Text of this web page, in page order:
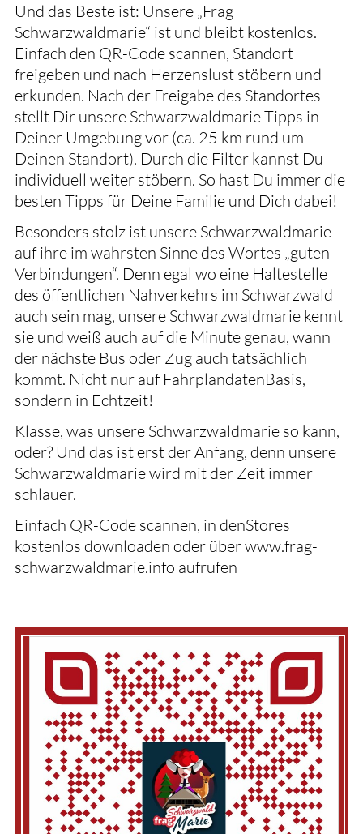
Und das Beste ist: Unsere „Frag
Schwarzwaldmarie“ ist und bleibt kostenlos.
Einfach den QR-Code scannen, Standort
freigeben und nach Herzenslust stöbern und
erkunden. Nach der Freigabe des Standortes
stellt Dir unsere Schwarzwaldmarie Tipps in
Deiner Umgebung vor (ca. 25 km rund um
Deinen Standort). Durch die Filter kannst Du
individuell weiter stöbern. So hast Du immer die
besten Tipps für Deine Familie und Dich dabei!
Besonders stolz ist unsere Schwarzwaldmarie
auf ihre im wahrsten Sinne des Wortes „guten
Verbindungen“. Denn egal wo eine Haltestelle
des öffentlichen Nahverkehrs im Schwarzwald
auch sein mag, unsere Schwarzwaldmarie kennt
sie und weiß auch auf die Minute genau, wann
der nächste Bus oder Zug auch tatsächlich
kommt. Nicht nur auf FahrplandatenBasis,
sondern in Echtzeit!
Klasse, was unsere Schwarzwaldmarie so kann,
oder? Und das ist erst der Anfang, denn unsere
Schwarzwaldmarie wird mit der Zeit immer
schlauer.
Einfach QR-Code scannen, in denStores
kostenlos downloaden oder über www.frag-
schwarzwaldmarie.info aufrufen